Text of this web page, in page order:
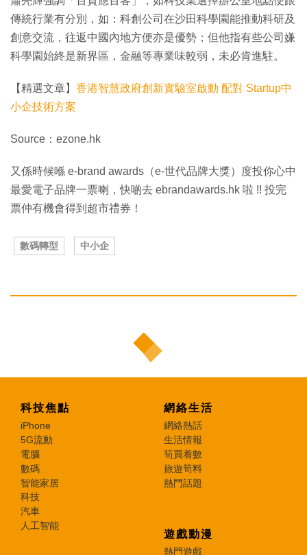
傳統行業有分別，如：科創公司在沙田科學園能推動科研及
創意交流，往返中國內地方便亦是優勢；但他指有些公司嫌
科學園始終是新界區，金融等專業味較弱，未必肯進駐。
【精選文章】 香港智慧政府創新實驗室啟動 配對 Startup中
小企技術方案
Source：ezone.hk
又係時候喺 e-brand awards（e-世代品牌大獎）度投你心中
最愛電子品牌一票喇，快啲去 ebrandawards.hk 啦 !! 投完
票仲有機會得到超市禮券！
數碼轉型 中小企
科技焦點
iPhone
5G流動
電腦
數碼
智能家居
科技
汽車
人工智能
網絡生活
網絡熱話
生活情報
筍買着數
旅遊筍料
熱門話題
遊戲動漫
熱門遊戲